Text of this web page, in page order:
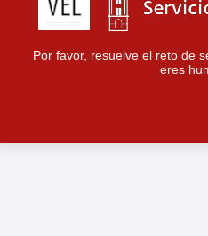
Por favor, resuelve el reto de
eres